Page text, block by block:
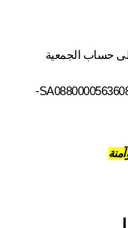
إلى حساب الجمعية